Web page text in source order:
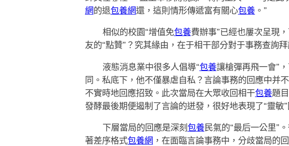
網的退包養網還，這則情形傳遞富有關心包養。”
相似的校園“增值免包養費辦事”已經也屢次呈現
友的“點贊”？究其緣由，在于相干部分對于事務查詢拜
液態消息業中很多人倡導“包養讓槍彈再飛一會”
同。私底下，他不僅暴虐自私？言論事務的回應中并
不實時地回應招致。此次當局在大眾收回相干包養題
發酵最後期便遏制了言論的迸發，很好地表現了“靈敏”
下層當局的回應是深刻包養民氣的“最后一公里”
著差序格式包養網 ，在面臨言論事務中，分歧當局的